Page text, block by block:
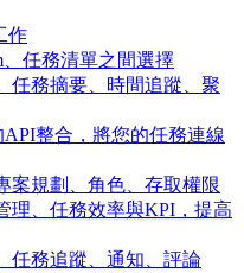
作
任務清單之間選擇
任務摘要、時間追蹤、聚
整合，將您的任務連線
案規劃、角色、存取權限
理、任務效率與KPI，提高
任務追蹤、通知、評論